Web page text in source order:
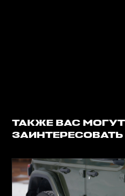
ТАКЖЕ ВАС МОГУТ
ЗАИНТЕРЕСОВАТЬ